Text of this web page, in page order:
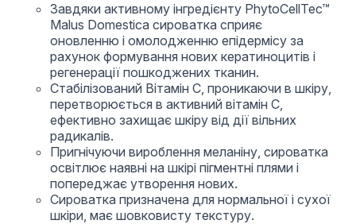
Завдяки активному інгредієнту PhytoCellTec™
Malus Domestica сироватка сприяє
оновленню і омолодженню епідермісу за
рахунок формування нових кератиноцитів і
регенерації пошкоджених тканин.
Стабілізований Вітамін С, проникаючи в шкіру,
перетворюється в активний вітамін С,
ефективно захищає шкіру від дії вільних
радикалів.
Пригнічуючи вироблення меланіну, сироватка
освітлює наявні на шкірі пігментні плями і
попереджає утворення нових.
Сироватка призначена для нормальної і сухої
шкіри, має шовковисту текстуру.